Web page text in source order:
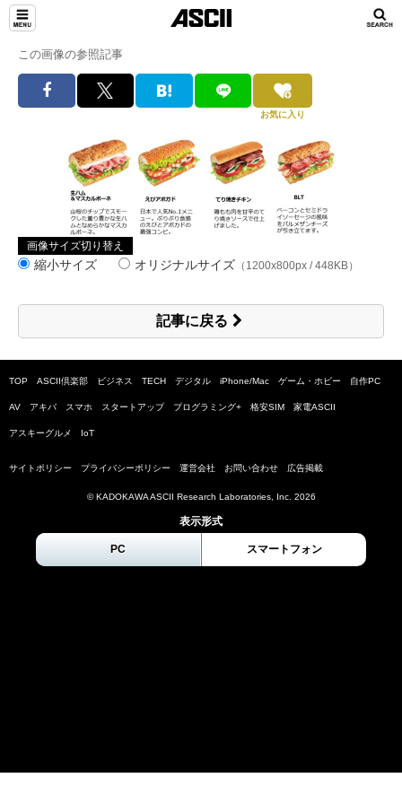
この画像の参照記事
お気に入り
画像サイズ切り替え
縮小サイズ オリジナルサイズ （1200x800px / 448KB）
記事に戻る
TOP ASCII倶楽部 ビジネス TECH デジタル iPhone/Mac ゲーム・ホビー 自作PC
AV アキバ スマホ スタートアップ プログラミング+ 格安SIM 家電ASCII
アスキーグルメ IoT
サイトポリシー プライバシーポリシー 運営会社 お問い合わせ 広告掲載
© KADOKAWA ASCII Research Laboratories, Inc. 2026
表示形式
PC スマートフォン